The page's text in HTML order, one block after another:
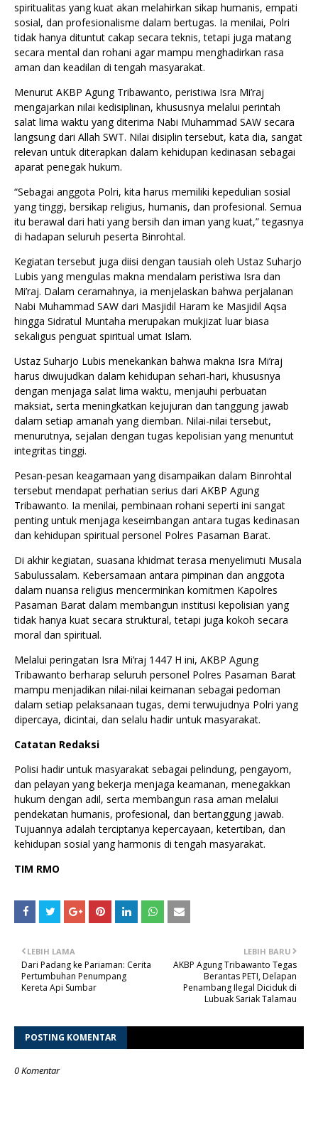
spiritualitas yang kuat akan melahirkan sikap humanis, empati
sosial, dan profesionalisme dalam bertugas. Ia menilai, Polri
tidak hanya dituntut cakap secara teknis, tetapi juga matang
secara mental dan rohani agar mampu menghadirkan rasa
aman dan keadilan di tengah masyarakat.
Menurut AKBP Agung Tribawanto, peristiwa Isra Mi’raj
mengajarkan nilai kedisiplinan, khususnya melalui perintah
salat lima waktu yang diterima Nabi Muhammad SAW secara
langsung dari Allah SWT. Nilai disiplin tersebut, kata dia, sangat
relevan untuk diterapkan dalam kehidupan kedinasan sebagai
aparat penegak hukum.
“Sebagai anggota Polri, kita harus memiliki kepedulian sosial
yang tinggi, bersikap religius, humanis, dan profesional. Semua
itu berawal dari hati yang bersih dan iman yang kuat,” tegasnya
di hadapan seluruh peserta Binrohtal.
Kegiatan tersebut juga diisi dengan tausiah oleh Ustaz Suharjo
Lubis yang mengulas makna mendalam peristiwa Isra dan
Mi’raj. Dalam ceramahnya, ia menjelaskan bahwa perjalanan
Nabi Muhammad SAW dari Masjidil Haram ke Masjidil Aqsa
hingga Sidratul Muntaha merupakan mukjizat luar biasa
sekaligus penguat spiritual umat Islam.
Ustaz Suharjo Lubis menekankan bahwa makna Isra Mi’raj
harus diwujudkan dalam kehidupan sehari-hari, khususnya
dengan menjaga salat lima waktu, menjauhi perbuatan
maksiat, serta meningkatkan kejujuran dan tanggung jawab
dalam setiap amanah yang diemban. Nilai-nilai tersebut,
menurutnya, sejalan dengan tugas kepolisian yang menuntut
integritas tinggi.
Pesan-pesan keagamaan yang disampaikan dalam Binrohtal
tersebut mendapat perhatian serius dari AKBP Agung
Tribawanto. Ia menilai, pembinaan rohani seperti ini sangat
penting untuk menjaga keseimbangan antara tugas kedinasan
dan kehidupan spiritual personel Polres Pasaman Barat.
Di akhir kegiatan, suasana khidmat terasa menyelimuti Musala
Sabulussalam. Kebersamaan antara pimpinan dan anggota
dalam nuansa religius mencerminkan komitmen Kapolres
Pasaman Barat dalam membangun institusi kepolisian yang
tidak hanya kuat secara struktural, tetapi juga kokoh secara
moral dan spiritual.
Melalui peringatan Isra Mi’raj 1447 H ini, AKBP Agung
Tribawanto berharap seluruh personel Polres Pasaman Barat
mampu menjadikan nilai-nilai keimanan sebagai pedoman
dalam setiap pelaksanaan tugas, demi terwujudnya Polri yang
dipercaya, dicintai, dan selalu hadir untuk masyarakat.
Catatan Redaksi
Polisi hadir untuk masyarakat sebagai pelindung, pengayom,
dan pelayan yang bekerja menjaga keamanan, menegakkan
hukum dengan adil, serta membangun rasa aman melalui
pendekatan humanis, profesional, dan bertanggung jawab.
Tujuannya adalah terciptanya kepercayaan, ketertiban, dan
kehidupan sosial yang harmonis di tengah masyarakat.
TIM RMO
LEBIH BARU
AKBP Agung Tribawanto Tegas
Berantas PETI, Delapan
Penambang Ilegal Diciduk di
Lubuak Sariak Talamau
LEBIH LAMA
Dari Padang ke Pariaman: Cerita
Pertumbuhan Penumpang
Kereta Api Sumbar
POSTING KOMENTAR
0 Komentar